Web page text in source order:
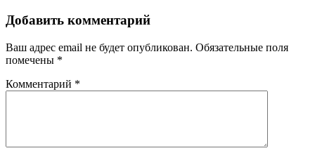
Добавить комментарий
Ваш адрес email не будет опубликован. Обязательные поля
помечены *
Комментарий *